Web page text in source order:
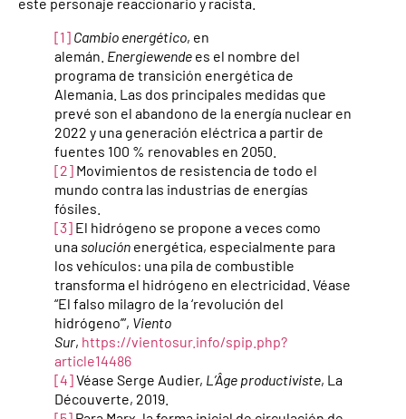
[1] Cambio energético, en
alemán. Energiewende es el nombre del
programa de transición energética de
Alemania. Las dos principales medidas que
prevé son el abandono de la energía nuclear en
2022 y una generación eléctrica a partir de
fuentes 100 % renovables en 2050.
[2] Movimientos de resistencia de todo el
mundo contra las industrias de energías
fósiles.
[3] El hidrógeno se propone a veces como
unasolución energética, especialmente para
los vehículos: una pila de combustible
transforma el hidrógeno en electricidad. Véase
“El falso milagro de la ‘revolución del
hidrógeno’”, Viento
Sur, https://vientosur.info/spip.php?
article14486
[4]Véase Serge Audier, L’Âge productiviste, La
Découverte, 2019.